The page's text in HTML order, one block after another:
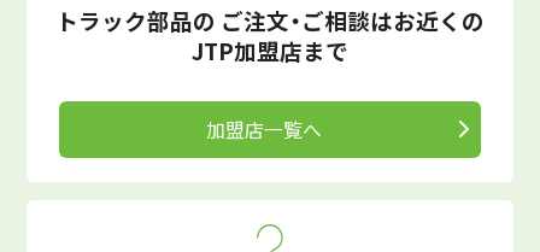
トラック部品の ご注文・ご相談はお近くの
JTP加盟店まで
加盟店一覧へ